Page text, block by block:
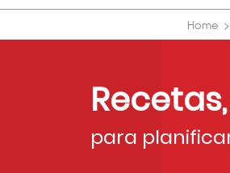
Home
para